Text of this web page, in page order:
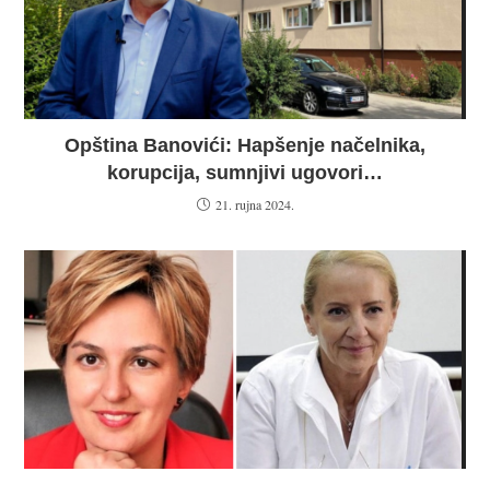
Opština Banovići: Hapšenje načelnika,
korupcija, sumnjivi ugovori…
21. rujna 2024.